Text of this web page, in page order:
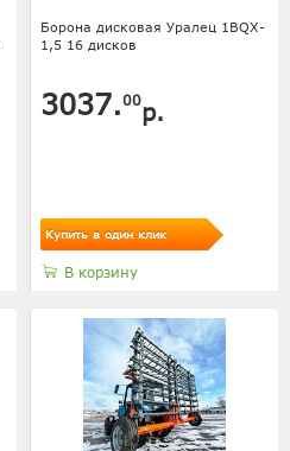
Борона дисковая Уралец 1BQX-
1,5 16 дисков
3037.00р.
Купить в один клик
В корзину